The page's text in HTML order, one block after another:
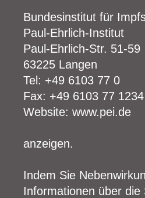
Bundesinstitut für
Paul-Ehrlich-Institut
Paul-Ehrlich-Str. 51-59
63225 Langen
Tel: +49 6103 77 0
Fax: +49 6103 77 1234
Website: www.pei.de
anzeigen.
Indem Sie
Informationen über die